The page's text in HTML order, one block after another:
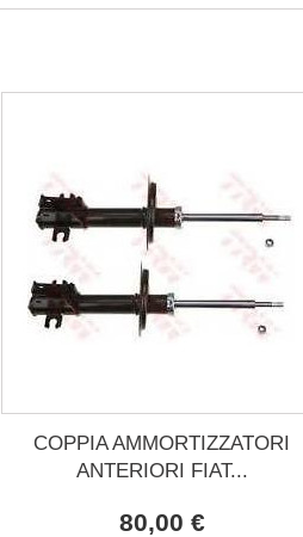
COPPIA AMMORTIZZATORI
ANTERIORI FIAT...
80,00 €